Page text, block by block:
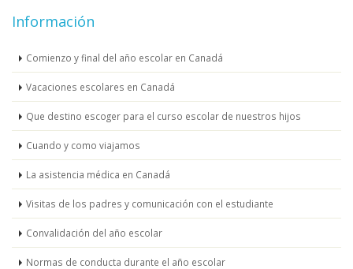
Información
Comienzo y final del año escolar en Canadá
Vacaciones escolares en Canadá
Que destino escoger para el curso escolar de nuestros hijos
Cuando y como viajamos
La asistencia médica en Canadá
Visitas de los padres y comunicación con el estudiante
Convalidación del año escolar
Normas de conducta durante el año escolar